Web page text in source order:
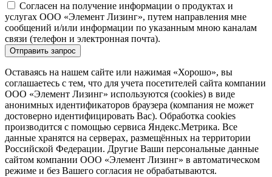
Согласен на получение информации о продуктах и
услугах ООО «Элемент Лизинг», путем направления мне
сообщений и/или информации по указанным мною каналам
связи (телефон и электронная почта).
Отправить запрос
Оставаясь на нашем сайте или нажимая «Хорошо», вы
соглашаетесь с тем, что для учета посетителей сайта компании
ООО «Элемент Лизинг» используются (cookies) в виде
анонимных идентификаторов браузера (компания не может
достоверно идентифицировать Вас). Обработка cookies
производится с помощью сервиса Яндекс.Метрика. Все
данные хранятся на серверах, размещённых на территории
Российской Федерации. Другие Ваши персональные данные
сайтом компании ООО «Элемент Лизинг» в автоматическом
режиме и без Вашего согласия не обрабатываются.